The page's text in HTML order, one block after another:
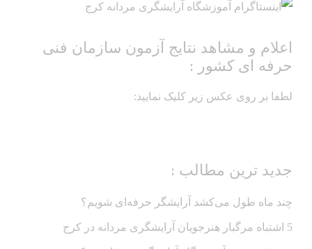
اعلام و مشاهد نتایج آزمون سازمان فنی
حرفه ای کشور :
لطفا بر روی عکس زیر کلیک نمایید:
جدید ترین مطالب :
چند ماه طول می‌کشد آرایشگر حرفه‌ای شویم؟
5 اشتباه مرگبار هنرجویان آرایشگری مردانه در کرج